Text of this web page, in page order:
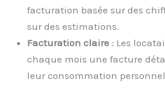
facturation basée sur des
sur des estimations.
Facturation claire : Les
chaque mois une facture
leur consommation